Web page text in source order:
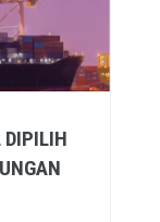
DIPILIH